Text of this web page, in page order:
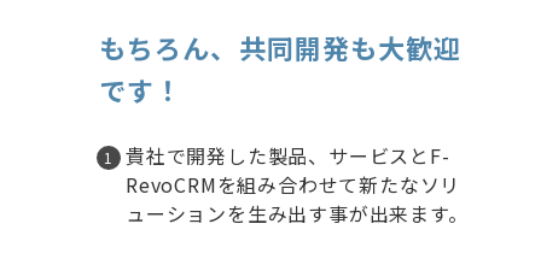
もちろん、共同開発も大歓迎
です！
貴社で開発した製品、サービスとF-
RevoCRMを組み合わせて​新たなソリ
ューションを生み出す事が出来ます。​